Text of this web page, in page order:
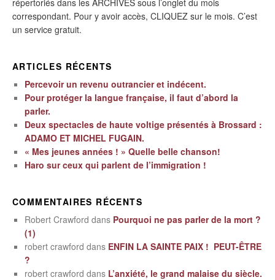
répertoriés dans les ARCHIVES sous l’onglet du mois
correspondant. Pour y avoir accès, CLIQUEZ sur le mois. C’est
un service gratuit.
ARTICLES RÉCENTS
Percevoir un revenu outrancier et indécent.
Pour protéger la langue française, il faut d’abord la
parler.
Deux spectacles de haute voltige présentés à Brossard :
ADAMO ET MICHEL FUGAIN.
« Mes jeunes années ! » Quelle belle chanson!
Haro sur ceux qui parlent de l’immigration !
COMMENTAIRES RÉCENTS
Robert Crawford dans Pourquoi ne pas parler de la mort ?
(1)
robert crawford dans ENFIN LA SAINTE PAIX ! PEUT-ÊTRE
?
robert crawford dans L’anxiété, le grand malaise du siècle.